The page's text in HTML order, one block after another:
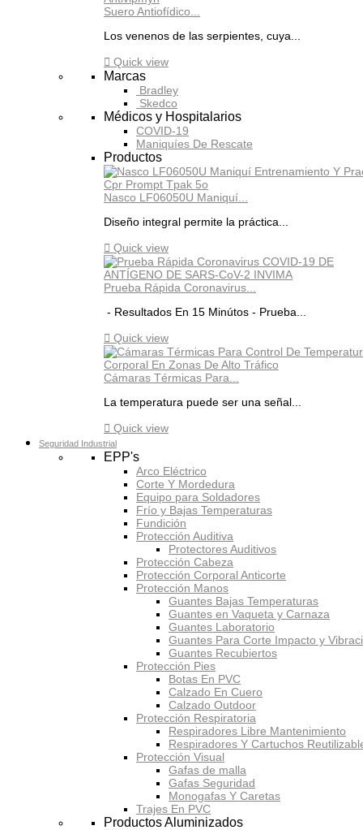
Suero Antiofídico...
Los venenos de las serpientes, cuya...
 Quick view
Marcas
Bradley
Skedco
Médicos y Hospitalarios
COVID-19
Maniquíes De Rescate
Productos
Nasco LF06050U Maniquí...
Diseño integral permite la práctica...
 Quick view
Prueba Rápida Coronavirus...
- Resultados En 15 Minútos - Prueba...
 Quick view
Cámaras Térmicas Para...
La temperatura puede ser una señal...
 Quick view
Seguridad Industrial
EPP's
Arco Eléctrico
Corte Y Mordedura
Equipo para Soldadores
Frío y Bajas Temperaturas
Fundición
Protección Auditiva
Protectores Auditivos
Protección Cabeza
Protección Corporal Anticorte
Protección Manos
Guantes Bajas Temperaturas
Guantes en Vaqueta y Carnaza
Guantes Laboratorio
Guantes Para Corte Impacto y
Guantes Recubiertos
Protección Pies
Botas En PVC
Calzado En Cuero
Calzado Outdoor
Protección Respiratoria
Respiradores Libre Mantenimiento
Respiradores Y Cartuchos
Protección Visual
Gafas de malla
Gafas Seguridad
Monogafas Y Caretas
Trajes En PVC
Productos Aluminizados